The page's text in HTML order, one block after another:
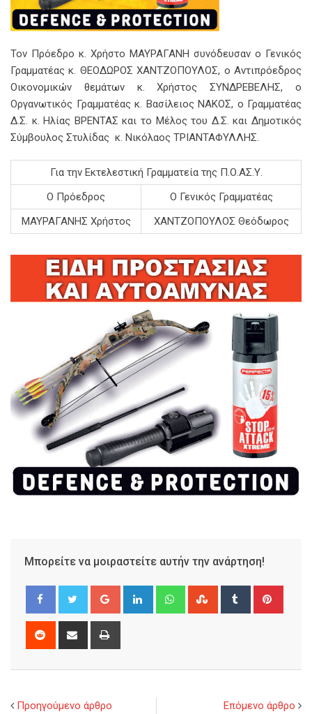
Τον Πρόεδρο κ. Χρήστο ΜΑΥΡΑΓΑΝΗ συνόδευσαν ο Γενικός
Γραμματέας κ. ΘΕΟΔΩΡΟΣ ΧΑΝΤΖΟΠΟΥΛΟΣ, ο Αντιπρόεδρος
Οικονομικών θεμάτων κ. Χρήστος ΣΥΝΔΡΕΒΕΛΗΣ, ο
Οργανωτικός Γραμματέας κ. Βασίλειος ΝΑΚΟΣ, ο Γραμματέας
Δ.Σ. κ. Ηλίας ΒΡΕΝΤΑΣ και το Μέλος του Δ.Σ. και Δημοτικός
Σύμβουλος Στυλίδας κ. Νικόλαος ΤΡΙΑΝΤΑΦΥΛΛΗΣ.
Για την Εκτελεστική Γραμματεία της Π.Ο.ΑΣ.Υ.
O Πρόεδρος
Ο Γενικός Γραμματέας
ΜΑΥΡΑΓΑΝΗΣ Χρήστος
ΧΑΝΤΖΟΠΟΥΛΟΣ Θεόδωρος
Μπορείτε να μοιραστείτε αυτήν την ανάρτηση!
Google+ LinkedIn WhatsappStumbleUpon
Tumblr
Reddit
Share
Προηγούμενο άρθρο Επόμενο άρθρο